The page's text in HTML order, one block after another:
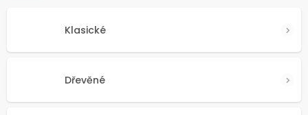
Klasické
Dřevěné